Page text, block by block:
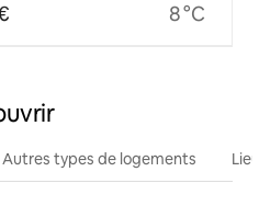
8 °C
Autres types de logements